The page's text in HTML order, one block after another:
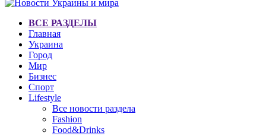
ВСЕ РАЗДЕЛЫ
Главная
Украина
Город
Мир
Бизнес
Спорт
Lifestyle
Все новости раздела
Fashion
Food&Drinks